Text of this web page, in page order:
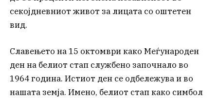
секојдневниот живот за лицата со оштетен
вид.
Славењето на 15 октомври како Меѓународен
ден на белиот стап службено започнало во
1964 година. Истиот ден се одбележува и во
нашата земја. Имено, белиот стап како симбол